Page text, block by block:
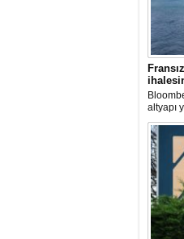
altyapı
Sultan